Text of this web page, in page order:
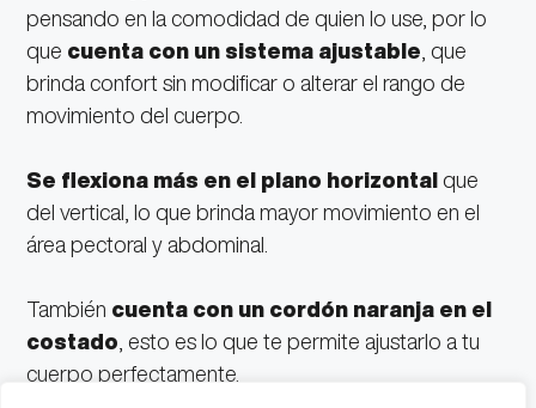
pensando en la comodidad de quien lo use, por lo
que cuenta con un sistema ajustable , que
brinda confort sin modificar o alterar el rango de
movimiento del cuerpo.
Se flexiona más en el plano horizontal que
del vertical, lo que brinda mayor movimiento en el
área pectoral y abdominal.
También cuenta con un cordón naranja en el
costado , esto es lo que te permite ajustarlo a tu
cuerpo perfectamente.